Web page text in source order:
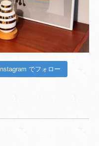
Instagram でフォロー